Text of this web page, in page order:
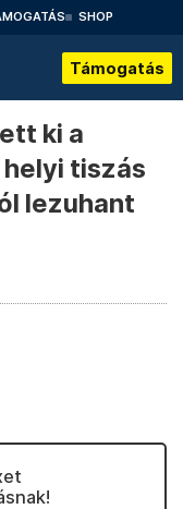
SHOP
Támogatás
ki a
tiszás
lezuhant